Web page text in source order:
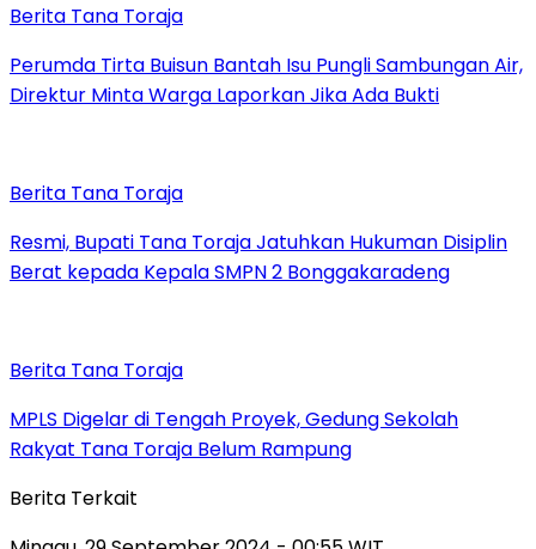
Berita Tana Toraja
Perumda Tirta Buisun Bantah Isu Pungli Sambungan Air,
Direktur Minta Warga Laporkan Jika Ada Bukti
Berita Tana Toraja
Resmi, Bupati Tana Toraja Jatuhkan Hukuman Disiplin
Berat kepada Kepala SMPN 2 Bonggakaradeng
Berita Tana Toraja
MPLS Digelar di Tengah Proyek, Gedung Sekolah
Rakyat Tana Toraja Belum Rampung
Berita Terkait